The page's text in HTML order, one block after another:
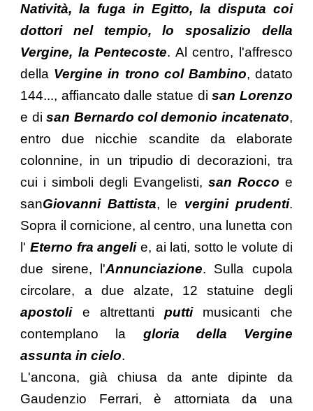
Natività, la fuga in Egitto, la disputa coi
dottori nel tempio, lo sposalizio della
Vergine, la Pentecoste. Al centro, l'affresco
della Vergine in trono col Bambino, datato
144..., affiancato dalle statue disan Lorenzo
e disan Bernardo col demonio incatenato,
entro due nicchie scandite da elaborate
colonnine, in un tripudio di decorazioni, tra
cui i simboli degli Evangelisti, san Rocco e
sanGiovanni Battista, le vergini prudenti.
Sopra il cornicione, al centro, una lunetta con
l'Eterno fra angeli e, ai lati, sotto le volute di
due sirene, l'Annunciazione. Sulla cupola
circolare, a due alzate, 12 statuine degli
apostoli e altrettantiputti musicanti che
contemplano la gloria della Vergine
assunta in cielo.
L'ancona, già chiusa da ante dipinte da
Gaudenzio Ferrari, è attorniata da una